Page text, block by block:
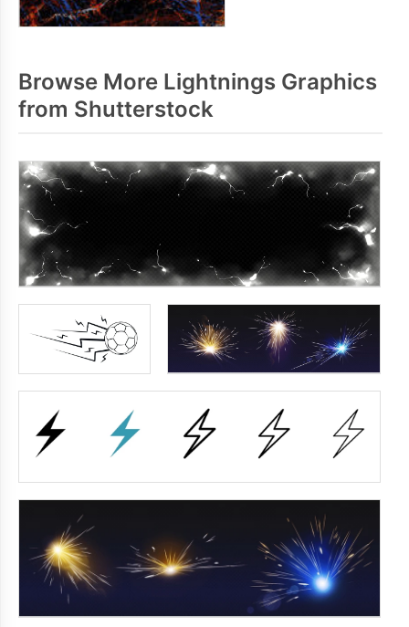
Browse More Lightnings Graphics
from Shutterstock